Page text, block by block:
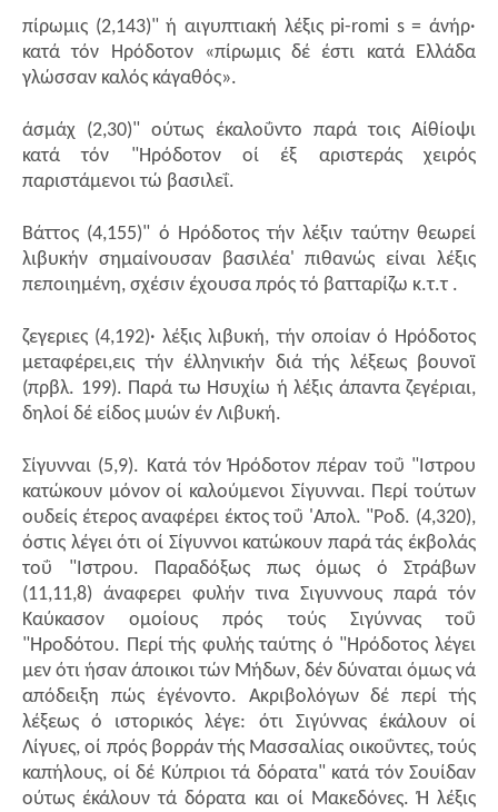
πίρωμις (2,143)" ή αιγυπτιακή λέξις pi-romi s = άνήρ·
κατά τόν Hρόδοτον «πίρωμις δέ έστι κατά Ελλάδα
γλώσσαν καλός κάγαθός».
άσμάχ (2,30)" ούτως έκαλοΰντο παρά τοις Αίθίοψι
κατά τόν "Ηρόδοτον οί έξ αριστεράς χειρός
παριστάμενοι τώ βασιλεΐ.
Βάττος (4,155)" ό Ηρόδοτος τήν λέξιν ταύτην θεωρεί
λιβυκήν σημαίνουσαν βασιλέα' πιθανώς είναι λέξις
πεποιημένη, σχέσιν έχουσα πρός τό βατταρίζω κ.τ.τ .
ζεγεριες (4,192)· λέξις λιβυκή, τήν οποίαν ό Ηρόδοτος
μεταφέρει,εις τήν έλληνικήν διά τής λέξεως βουνοϊ
(πρβλ. 199). Παρά τω Ησυχίω ή λέξις άπαντα ζεγέριαι,
δηλοί δέ είδος μυών έν Λιβυκή.
Σίγυνναι (5,9). Κατά τόν Ήρόδοτον πέραν τοΰ "Ιστρου
κατώκουν μόνον οί καλούμενοι Σίγυνναι. Περί τούτων
ουδείς έτερος αναφέρει έκτος τοΰ 'Απολ. "Ροδ. (4,320),
όστις λέγει ότι οί Σίγυννοι κατώκουν παρά τάς έκβολάς
τοΰ "Ιστρου. Παραδόξως πως όμως ό Στράβων
(11,11,8) άναφερει φυλήν τινα Σιγυννους παρά τόν
Καύκασον ομοίους πρός τούς Σιγύννας τοΰ
"Ηροδότου. Περί τής φυλής ταύτης ό "Ηρόδοτος λέγει
μεν ότι ήσαν άποικοι τών Μήδων, δέν δύναται όμως νά
απόδειξη πώς έγένοντο. Ακριβολόγων δέ περί τής
λέξεως ό ιστορικός λέγε: ότι Σιγύννας έκάλουν οί
Λίγυες, οί πρός βορράν τής Μασσαλίας οικοΰντες, τούς
καπήλους, οί δέ Κύπριοι τά δόρατα" κατά τόν Σουίδαν
ούτως έκάλουν τά δόρατα και οί Μακεδόνες. Ή λέξις